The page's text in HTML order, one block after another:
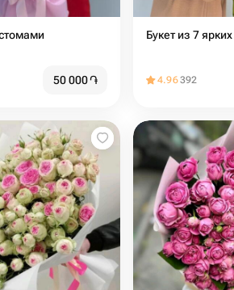
50 000֏
Букет из 7
4.96392